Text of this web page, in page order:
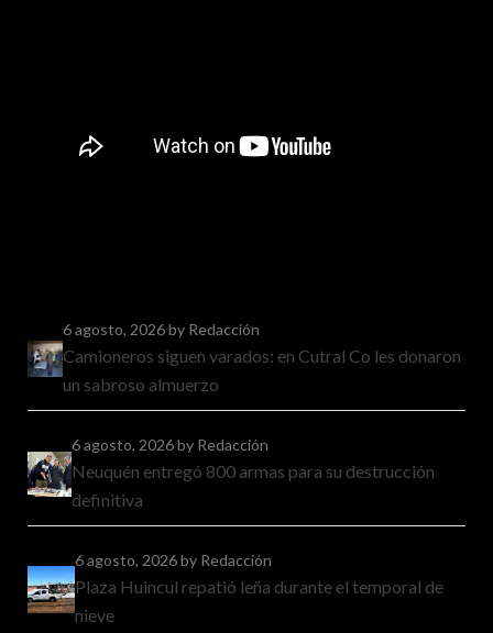
6 agosto, 2026by Redacción
Camioneros siguen varados: en Cutral Co les donaron
un sabroso almuerzo
6 agosto, 2026by Redacción
Neuquén entregó 800 armas para su destrucción
definitiva
6 agosto, 2026by Redacción
Plaza Huincul repatió leña durante el temporal de
nieve